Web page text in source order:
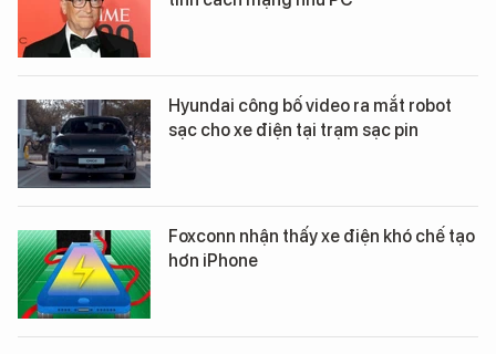
Hyundai công bố video ra mắt robot
sạc cho xe điện tại trạm sạc pin
Foxconn nhận thấy xe điện khó chế tạo
hơn iPhone